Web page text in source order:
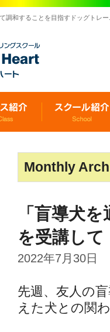
調和することを目指すドッグトレ
Monthly
「盲導犬
を受講し
2022年7月30日
先週、友人の
えた犬との関